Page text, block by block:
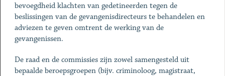
bevoegdheid klachten van gedetineerden tegen de
beslissingen van de gevangenisdirecteurs te behandelen en
adviezen te geven omtrent de werking van de
gevangenissen.
De raad en de commissies zijn zowel samengesteld uit
bepaalde beroepsgroepen (bijv. criminoloog, magistraat,